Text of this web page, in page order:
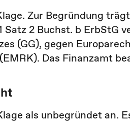
Zur Begründung
Satz 2 Buchst. b ErbStG
(GG), gegen
Das Finanzamt
als unbegründet an.